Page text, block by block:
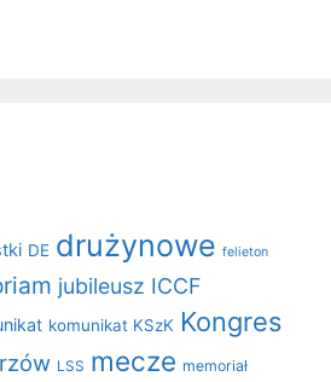
DE drużynowe felieton
jubileusz ICCF
komunikat KSzK Kongres
LSS mecze memoriał